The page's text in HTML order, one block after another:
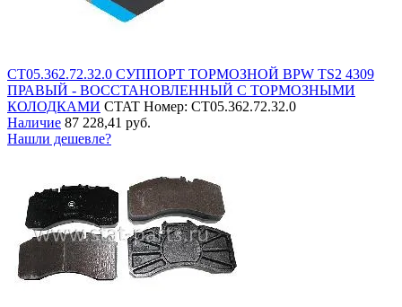
СТ05.362.72.32.0 СУППОРТ ТОРМОЗНОЙ BPW TS2 4309
ПРАВЫЙ - ВОССТАНОВЛЕННЫЙ С ТОРМОЗНЫМИ
КОЛОДКАМИ CTAT Номер: СТ05.362.72.32.0
Наличие 87 228,41 руб.
Нашли дешевле?